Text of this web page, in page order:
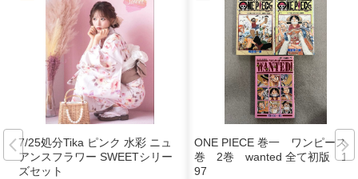
7/25処分Tika ピンク 水彩 ニュ
アンスフラワー SWEETシリー
ズセット
ONE PIECE 巻一 ワンピース1
巻 2巻 wanted 全て初版 19
97